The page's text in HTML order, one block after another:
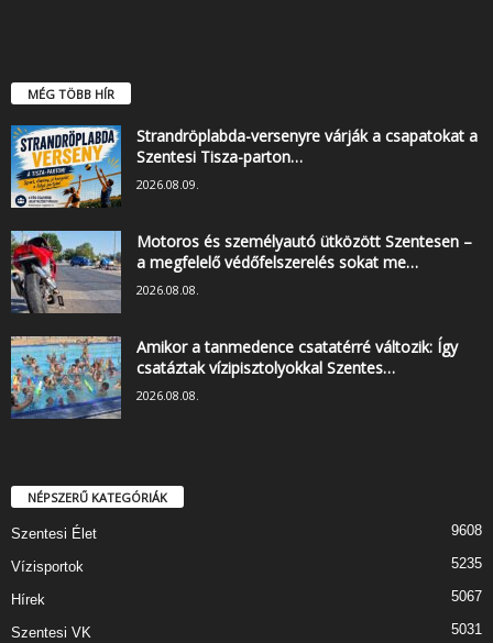
MÉG TÖBB HÍR
Strandröplabda-versenyre várják a csapatokat a
Szentesi Tisza-parton…
2026.08.09.
Motoros és személyautó ütközött Szentesen –
a megfelelő védőfelszerelés sokat me…
2026.08.08.
Amikor a tanmedence csatatérré változik: Így
csatáztak vízipisztolyokkal Szentes…
2026.08.08.
NÉPSZERŰ KATEGÓRIÁK
Szentesi Élet 9608
Vízisportok 5235
Hírek 5067
Szentesi VK 5031